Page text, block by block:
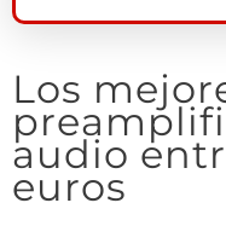
Los
audio
euros